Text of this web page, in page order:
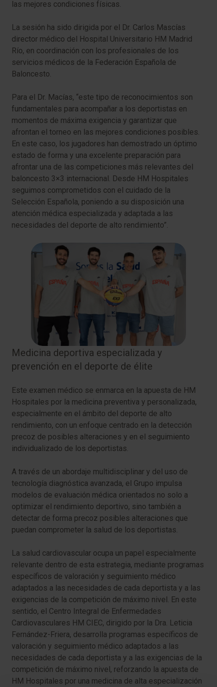
las mejores condiciones físicas.
La sesión ha sido dirigida por el Dr. Carlos Mascías
director médico del Hospital Universitario HM Madrid
Río, en coordinación con los profesionales de los
servicios médicos de la Federación Española de
Baloncesto.
Para el Dr. Macías, “este tipo de reconocimientos son
fundamentales para acompañar a los deportistas en
momentos de máxima exigencia y garantizar que
afrontan el torneo en las mejores condiciones posibles.
En este caso, los jugadores han demostrado un óptimo
estado de forma y una excelente preparación para
afrontar una de las competiciones más relevantes del
baloncesto 3×3 internacional. Desde HM Hospitales
seguimos comprometidos con el cuidado de la
Selección Española, poniendo a su disposición una
atención médica especializada y adaptada a las
necesidades del deporte de alto rendimiento”.
Medicina deportiva especializada y
prevención en el deporte de élite
Este examen médico se enmarca en la apuesta de HM
Hospitales por la medicina preventiva y personalizada,
especialmente en el ámbito del deporte de alto
rendimiento, con un enfoque centrado en la detección
precoz de posibles alteraciones y en el seguimiento
individualizado de los deportistas.
A través de un abordaje multidisciplinar y del uso de
tecnología diagnóstica avanzada, el Grupo impulsa
modelos de evaluación médica orientados no solo a
optimizar el rendimiento deportivo, sino también a
detectar de forma precoz posibles alteraciones que
puedan comprometer la salud de los deportistas.
La salud cardiovascular ocupa un papel especialmente
relevante dentro de esta estrategia, mediante programas
específicos de valoración y seguimiento médico
adaptados a las necesidades de cada deportista y a las
exigencias de la competición de máximo nivel. En este
sentido, el Centro Integral de Enfermedades
Cardiovasculares HM CIEC, dirigido por la Dra. Leticia
Fernández-Friera, desarrolla programas específicos de
valoración y seguimiento médico adaptados a las
necesidades de cada deportista y a las exigencias de la
competición de máximo nivel, reforzando la apuesta de
HM Hospitales por una medicina de alta especialización